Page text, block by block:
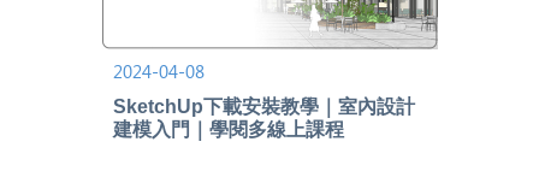
2024-04-08
SketchUp下載安裝教學｜室內設計
建模入門｜學閱多線上課程